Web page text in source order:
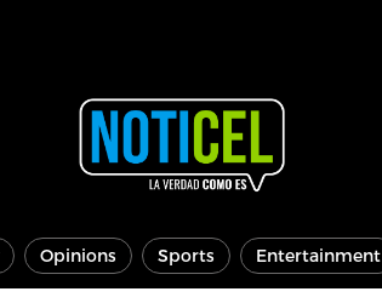
Opinions Sports Entertainment